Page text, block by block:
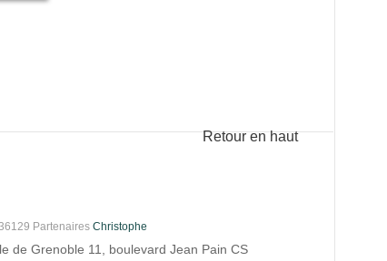
Retour en haut
PartenairesChristophe
de Grenoble 11, boulevard Jean Pain CS